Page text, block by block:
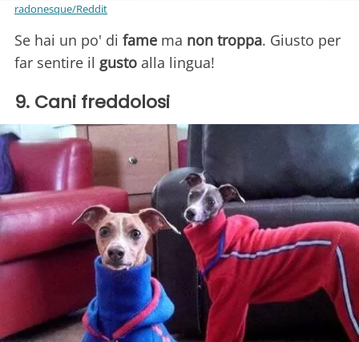
radonesque/Reddit
Se hai un po' di fame ma non troppa. Giusto per
far sentire il gusto alla lingua!
9. Cani freddolosi